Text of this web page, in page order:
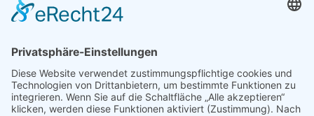
E-Mail:info@tca-ev.de
Sicherheitsfrage*